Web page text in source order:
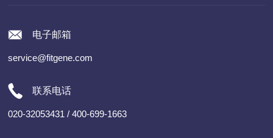
电子邮箱
service@fitgene.com
联系电话
020-32053431 / 400-699-1663